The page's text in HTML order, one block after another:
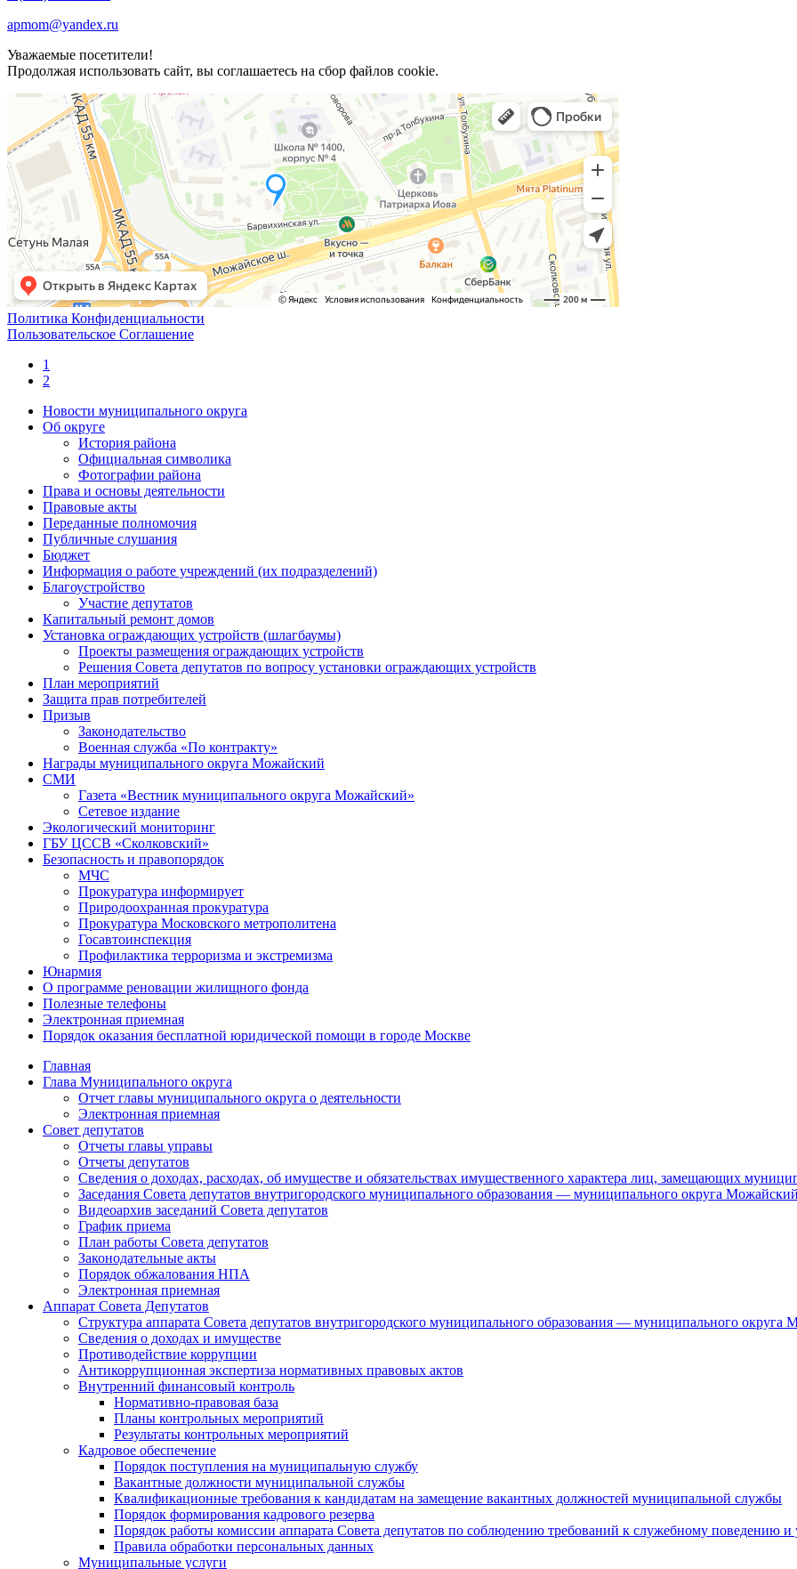
apmom@yandex.ru
Уважаемые посетители!
Продолжая использовать сайт, вы соглашаетесь на сбор файлов cookie.
Политика Конфиденциальности
Пользовательское Соглашение
1
2
Новости муниципального округа
Об округе
История района
Официальная символика
Фотографии района
Права и основы деятельности
Правовые акты
Переданные полномочия
Публичные слушания
Бюджет
Информация о работе учреждений (их подразделений)
Благоустройство
Участие депутатов
Капитальный ремонт домов
Установка ограждающих устройств (шлагбаумы)
Проекты размещения ограждающих устройств
Решения Совета депутатов по вопросу установки ограждающих устройств
План мероприятий
Защита прав потребителей
Призыв
Законодательство
Военная служба «По контракту»
Награды муниципального округа Можайский
СМИ
Газета «Вестник муниципального округа Можайский»
Сетевое издание
Экологический мониторинг
ГБУ ЦССВ «Сколковский»
Безопасность и правопорядок
МЧС
Прокуратура информирует
Природоохранная прокуратура
Прокуратура Московского метрополитена
Госавтоинспекция
Профилактика терроризма и экстремизма
Юнармия
О программе реновации жилищного фонда
Полезные телефоны
Электронная приемная
Порядок оказания бесплатной юридической помощи в городе Москве
Главная
Глава Муниципального округа
Отчет главы муниципального округа о деятельности
Электронная приемная
Совет депутатов
Отчеты главы управы
Отчеты депутатов
Сведения о доходах, расходах, об имуществе и обязательствах имущественного характера лиц, замещающих
Заседания Совета депутатов внутригородского муниципального образования — муниципального округа
Видеоархив заседаний Совета депутатов
График приема
План работы Совета депутатов
Законодательные акты
Порядок обжалования НПА
Электронная приемная
Аппарат Совета Депутатов
Структура аппарата Совета депутатов внутригородского муниципального образования — муниципального
Сведения о доходах и имуществе
Противодействие коррупции
Антикоррупционная экспертиза нормативных правовых актов
Внутренний финансовый контроль
Нормативно-правовая база
Планы контрольных мероприятий
Результаты контрольных мероприятий
Кадровое обеспечение
Порядок поступления на муниципальную службу
Вакантные должности муниципальной службы
Квалификационные требования к кандидатам на замещение вакантных должностей муниципальной службы
Порядок формирования кадрового резерва
Порядок работы комиссии аппарата Совета депутатов по соблюдению требований к служебному поведению и
Правила обработки персональных данных
Муниципальные услуги